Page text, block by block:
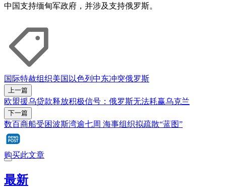
中国支持缅甸军政府，并涉及支持俄罗斯。
国际特赦组织美国以色列 中东冲突俄罗斯
上一篇
欧盟援乌贷款释放积极信号：俄罗斯无法耗赢乌克兰
下一篇
数百商船受困波斯湾逾七周 海事组织拟疏散“蓝图”
购买此文章
最新